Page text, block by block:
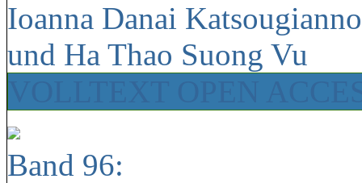
Ioanna Danai
und Ha Thao Suong Vu
Band 96: